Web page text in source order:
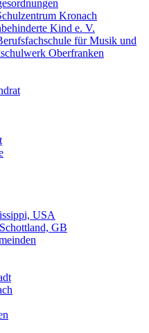
Kronach
Kind e. V.
für Musik und
Oberfranken
USA
GB